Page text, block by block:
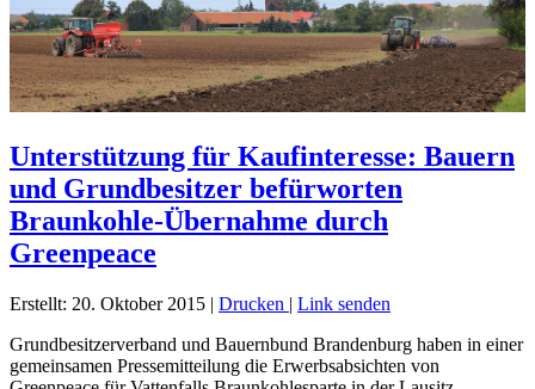
Unterstützung für Kaufinteresse: Bauern
und Grundbesitzer befürworten
Braunkohle-Übernahme durch
Greenpeace
Erstellt: 20. Oktober 2015 | Drucken | Link senden
Grundbesitzerverband und Bauernbund Brandenburg haben in einer
gemeinsamen Pressemitteilung die Erwerbsabsichten von